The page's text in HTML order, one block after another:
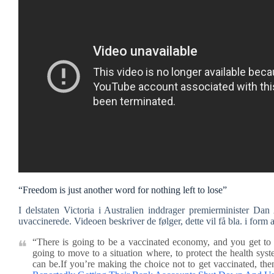
“Freedom is just another word for nothing left to lose”
I delstaten Victoria i Australien inddrager premierminister
uvaccinerede. Videoen beskriver de følger, dette vil få bla. i form
“There is going to be a vaccinated economy, and you get
going to move to a situation where, to protect the health
can be.If you’re making the choice not to get vaccinated,